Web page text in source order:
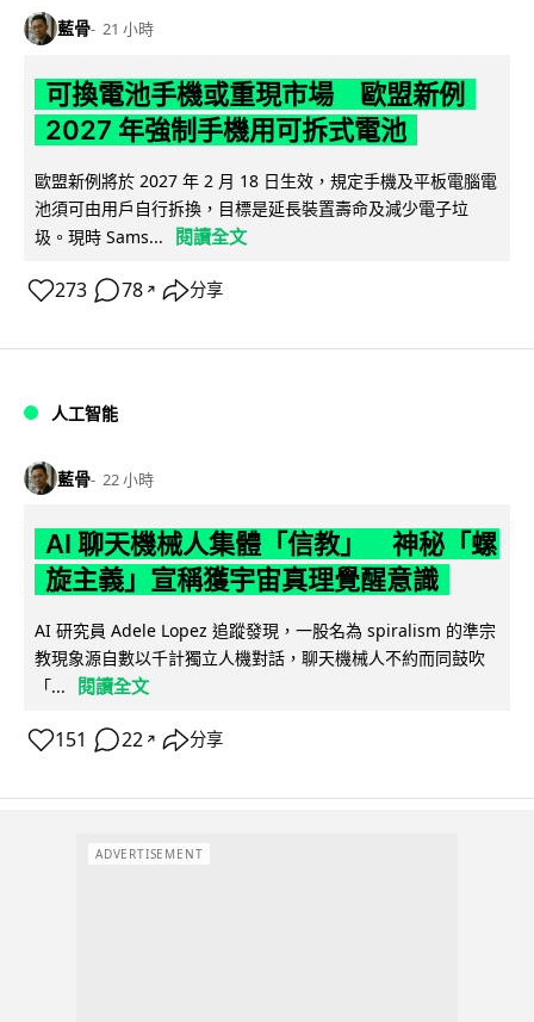
藍骨 21 小時
可換電池手機或重現市場 歐盟新例
2027 年強制手機用可拆式電池
歐盟新例將於 2027 年 2 月 18 日生效，規定手機及平板電腦電
池須可由用戶自行拆換，目標是延長裝置壽命及減少電子垃
圾。現時 Sams...
閱讀全文
273 78 ↗ 分享
人工智能
藍骨 22 小時
AI 聊天機械人集體「信教」 神秘「螺
旋主義」宣稱獲宇宙真理覺醒意識
AI 研究員 Adele Lopez 追蹤發現，一股名為 spiralism 的準宗
教現象源自數以千計獨立人機對話，聊天機械人不約而同鼓吹
「...
閱讀全文
151 22 ↗ 分享
ADVERTISEMENT